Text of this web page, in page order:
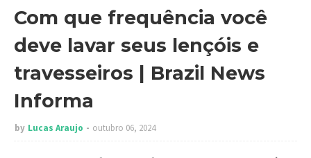
Com que frequência você
deve lavar seus lençóis e
travesseiros | Brazil News
Informa
by Lucas Araujo outubro 06, 2024